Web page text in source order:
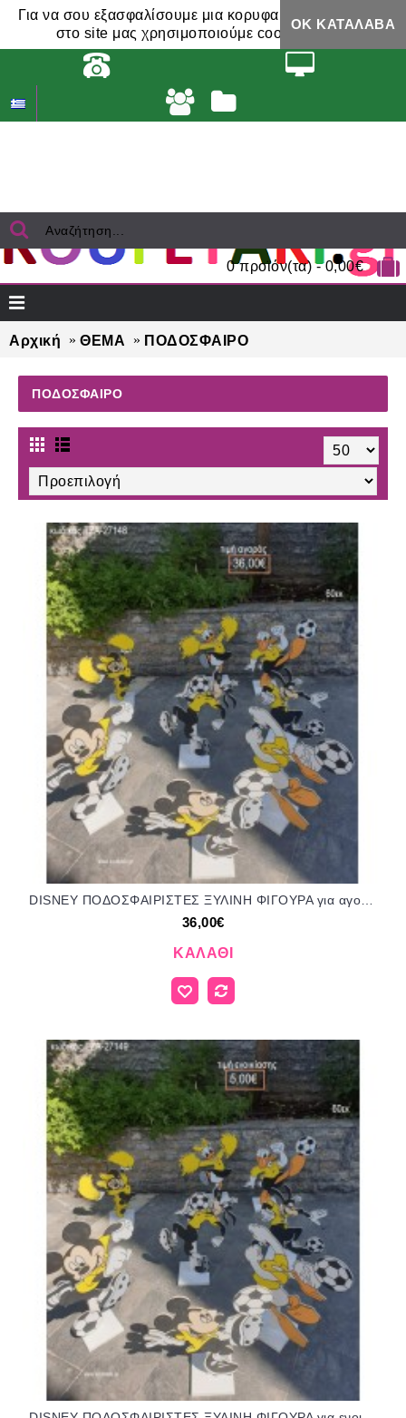
Για να σου εξασφαλίσουμε μια κορυφαία εμπειρία,
στο site μας χρησιμοποιούμε cookies.
ΟΚ ΚΑΤΆΛΑΒΑ
0 προϊόν(τα) - 0,00€
Αρχική ΘΕΜΑ ΠΟΔΟΣΦΑΙΡΟ
ΠΟΔΟΣΦΑΙΡΟ
36,00€
ΚΑΛΆΘΙ